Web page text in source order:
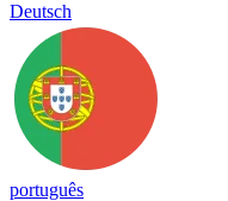
Deutsch
português